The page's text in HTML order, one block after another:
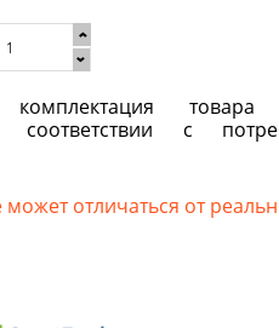
товара
соответствии с
отличаться от